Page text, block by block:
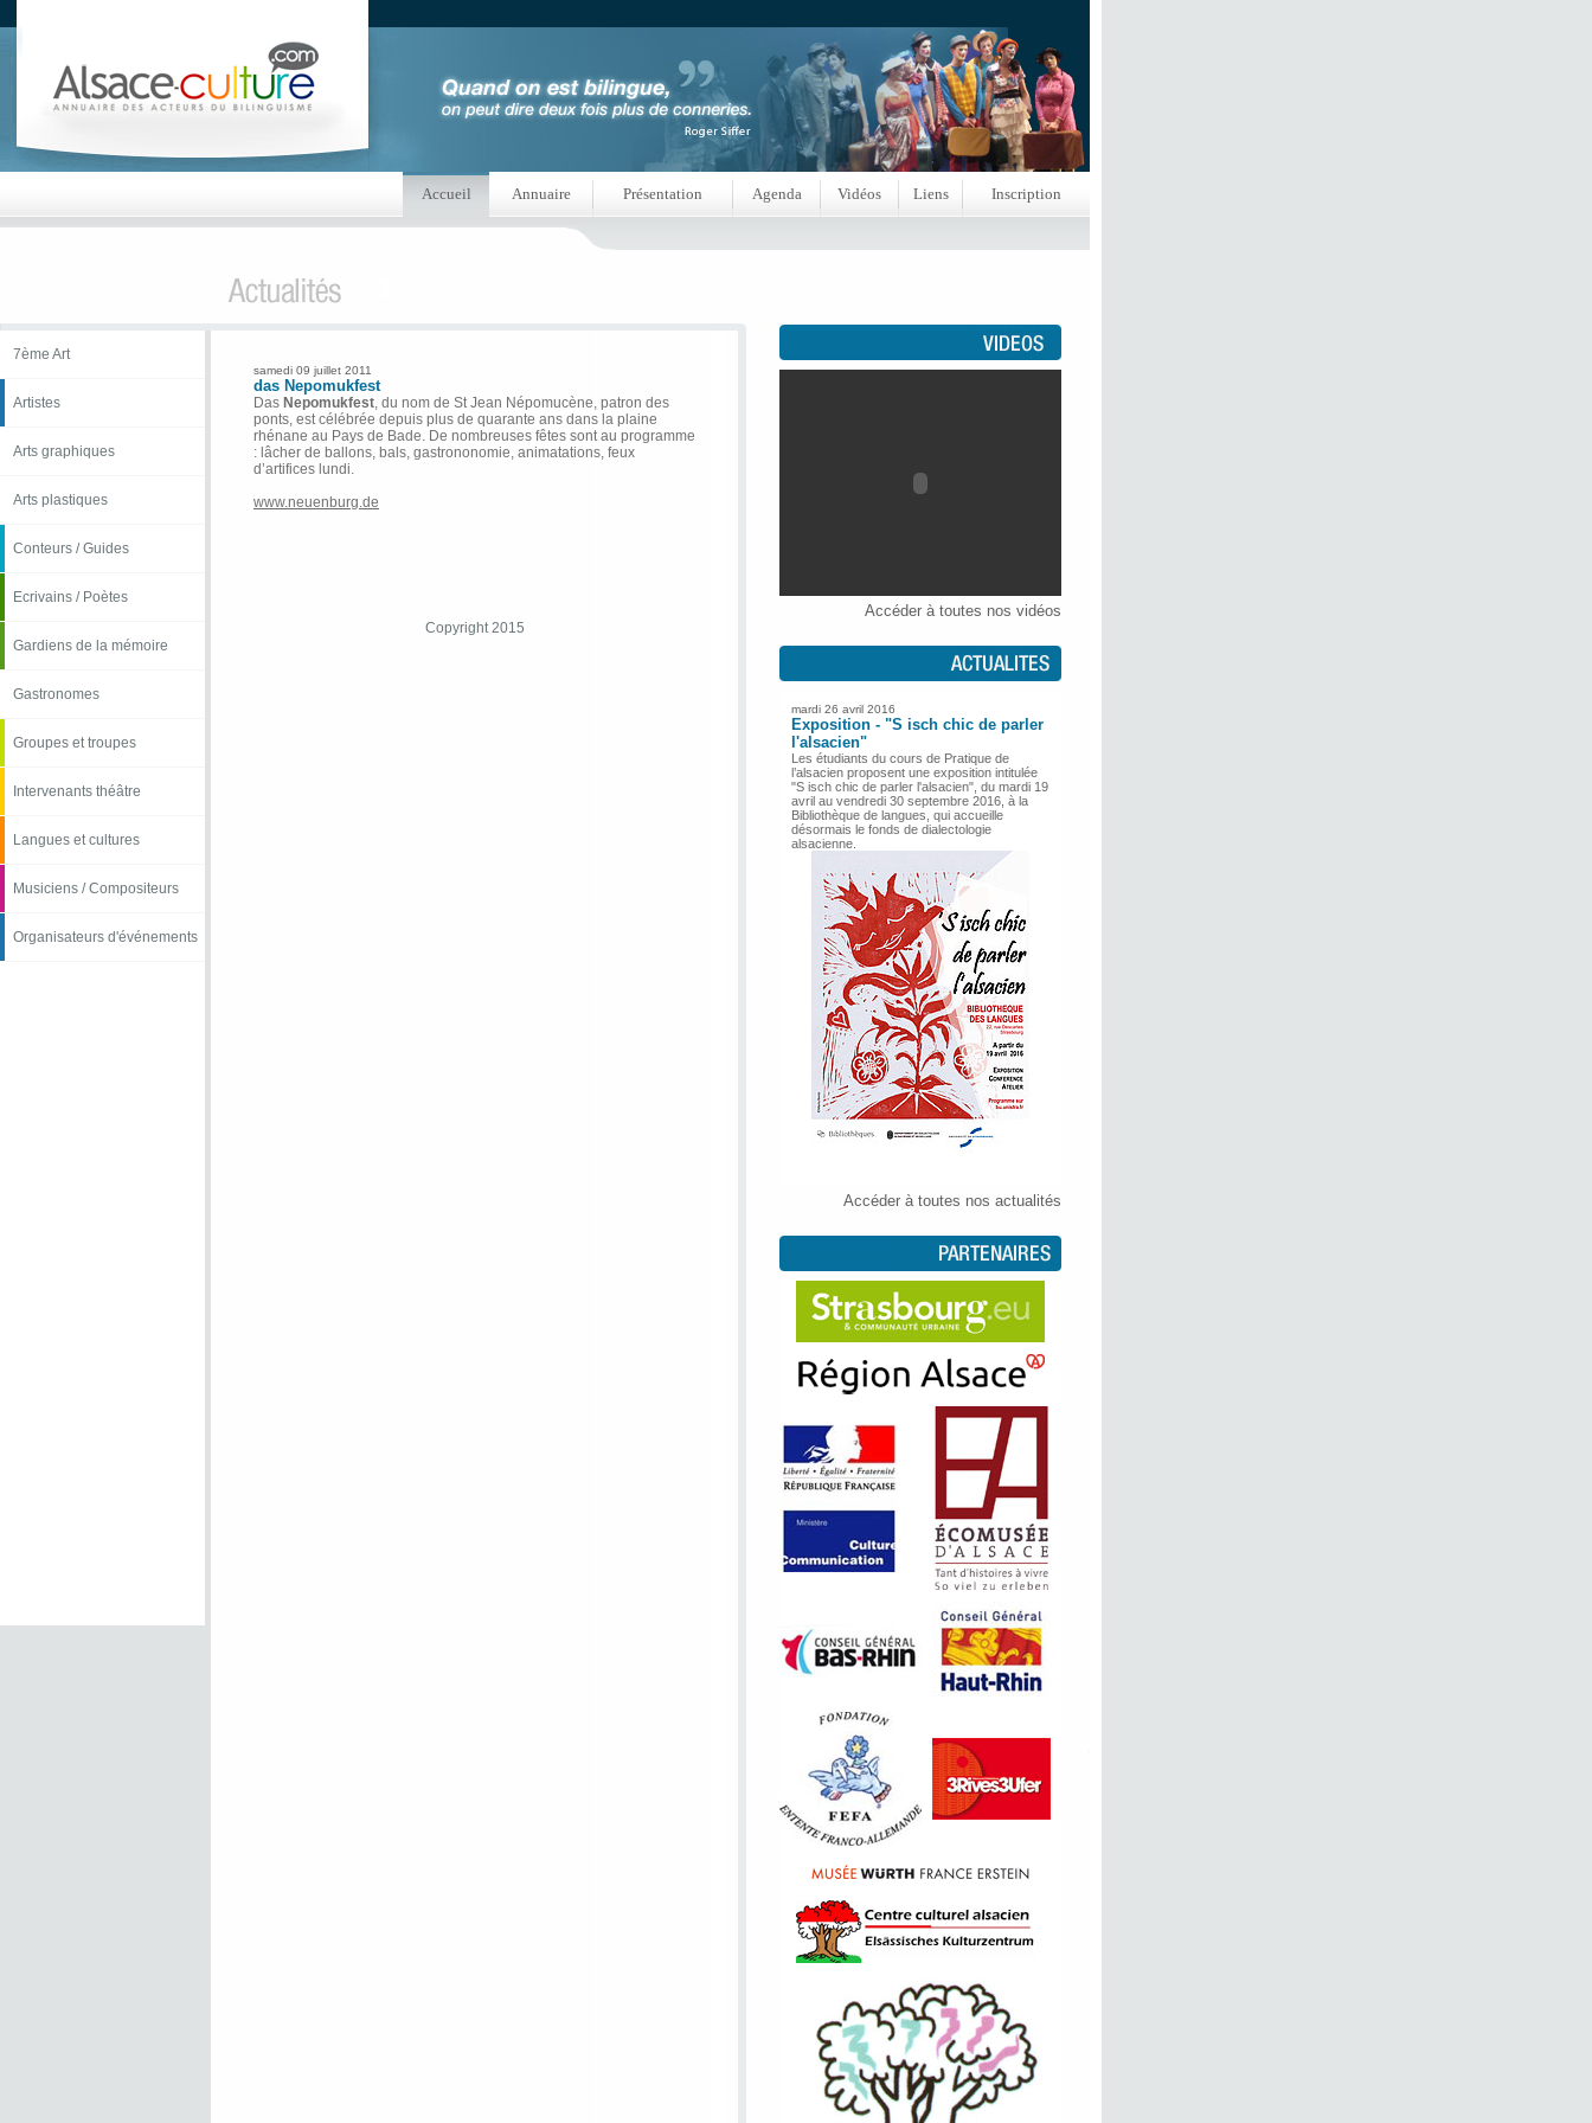
Accueil Annuaire Présentation Agenda Vidéos Liens Inscription
7ème Art
Artistes
Arts graphiques
Arts plastiques
Conteurs / Guides
Ecrivains / Poètes
Gardiens de la mémoire
Gastronomes
Groupes et troupes
Intervenants théâtre
Langues et cultures
Musiciens / Compositeurs
Organisateurs d'événements
samedi 09 juillet 2011
das Nepomukfest
Das Nepomukfest, du nom de St Jean Népomucène, patron des
ponts, est célébrée depuis plus de quarante ans dans la plaine
rhénane au Pays de Bade. De nombreuses fêtes sont au programme
: lâcher de ballons, bals, gastrononomie, animatations, feux
d’artifices lundi.
www.neuenburg.de
Copyright 2015
Accéder à toutes nos vidéos
mardi 26 avril 2016
Exposition - "S isch chic de parler
l'alsacien"
Les étudiants du cours de Pratique de
l’alsacien proposent une exposition intitulée
"S isch chic de parler l'alsacien", du mardi 19
avril au vendredi 30 septembre 2016, à la
Bibliothèque de langues, qui accueille
désormais le fonds de dialectologie
alsacienne.
Accéder à toutes nos actualités